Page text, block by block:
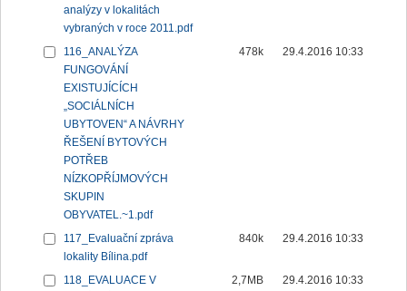
analýzy v lokalitách
vybraných v roce 2011.pdf
116_ANALÝZA
FUNGOVÁNÍ
EXISTUJÍCÍCH
„SOCIÁLNÍCH
UBYTOVEN“ A NÁVRHY
ŘEŠENÍ BYTOVÝCH
POTŘEB
NÍZKOPŘÍJMOVÝCH
SKUPIN
OBYVATEL.~1.pdf
478k 29.4.2016 10:33
117_Evaluační zpráva
lokality Bílina.pdf
840k 29.4.2016 10:33
118_EVALUACE V
2,7MB 29.4.2016 10:33